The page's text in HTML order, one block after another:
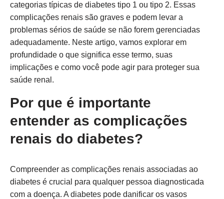
categorias típicas de diabetes tipo 1 ou tipo 2. Essas
complicações renais são graves e podem levar a
problemas sérios de saúde se não forem gerenciadas
adequadamente. Neste artigo, vamos explorar em
profundidade o que significa esse termo, suas
implicações e como você pode agir para proteger sua
saúde renal.
Por que é importante
entender as complicações
renais do diabetes?
Compreender as complicações renais associadas ao
diabetes é crucial para qualquer pessoa diagnosticada
com a doença. A diabetes pode danificar os vasos